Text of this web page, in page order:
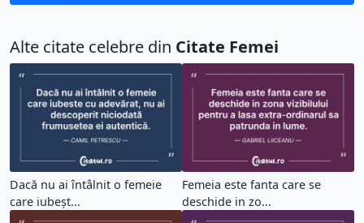
Alte citate celebre din Citate Femei
Dacă nu ai întâlnit o femeie
care iubeșt...
Femeia este fanta care se
deschide in zo...